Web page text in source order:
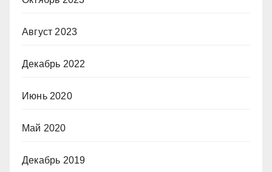
Август 2023
Декабрь 2022
Июнь 2020
Май 2020
Декабрь 2019